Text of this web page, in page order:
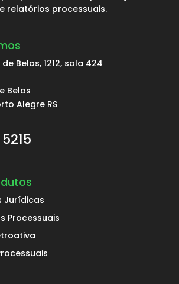
relatórios processuais.
Belas, 1212, sala 424
Belas
Alegre RS
Jurídicas
Processuais